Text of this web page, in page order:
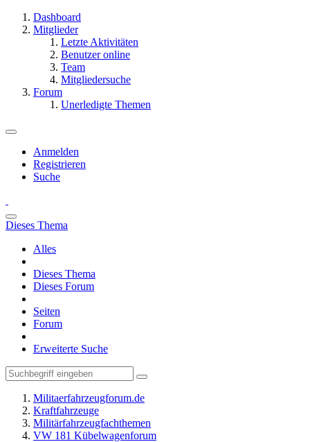
Dashboard
Mitglieder
Letzte Aktivitäten
Benutzer online
Team
Mitgliedersuche
Forum
Unerledigte Themen
Anmelden
Registrieren
Suche
Dieses Thema
Alles
Dieses Thema
Dieses Forum
Seiten
Forum
Erweiterte Suche
Militaerfahrzeugforum.de
Kraftfahrzeuge
Militärfahrzeugfachthemen
VW 181 Kübelwagenforum